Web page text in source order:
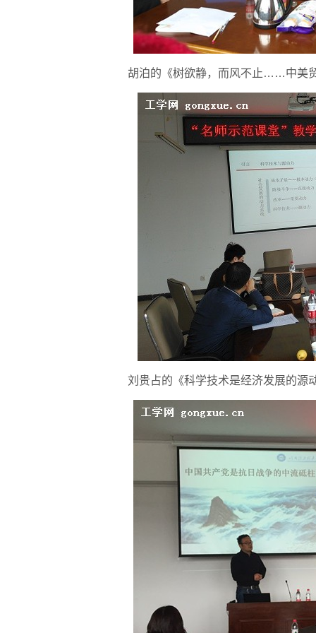
胡泊的《树欲静，而风不止……中美
刘贵占的《科学技术是经济发展的源